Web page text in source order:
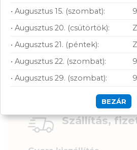
Szállítás,
• Augusztus 15. (szombat):
• Augusztus 20. (csütörtök):
• Augusztus 21. (péntek):
• Augusztus 22. (szombat):
• Augusztus 29. (szombat):
BEZÁR